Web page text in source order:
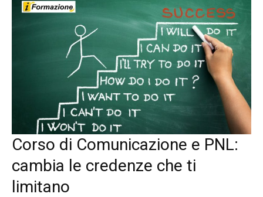
Corso di Comunicazione e PNL:
cambia le credenze che ti
limitano